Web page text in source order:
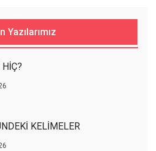
Yazılarımız
KELİMELER